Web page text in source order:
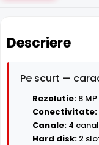
Descriere
Pe scurt —
Rezolutie: 8
Conectivitate:
Canale: 4
Hard disk: 2